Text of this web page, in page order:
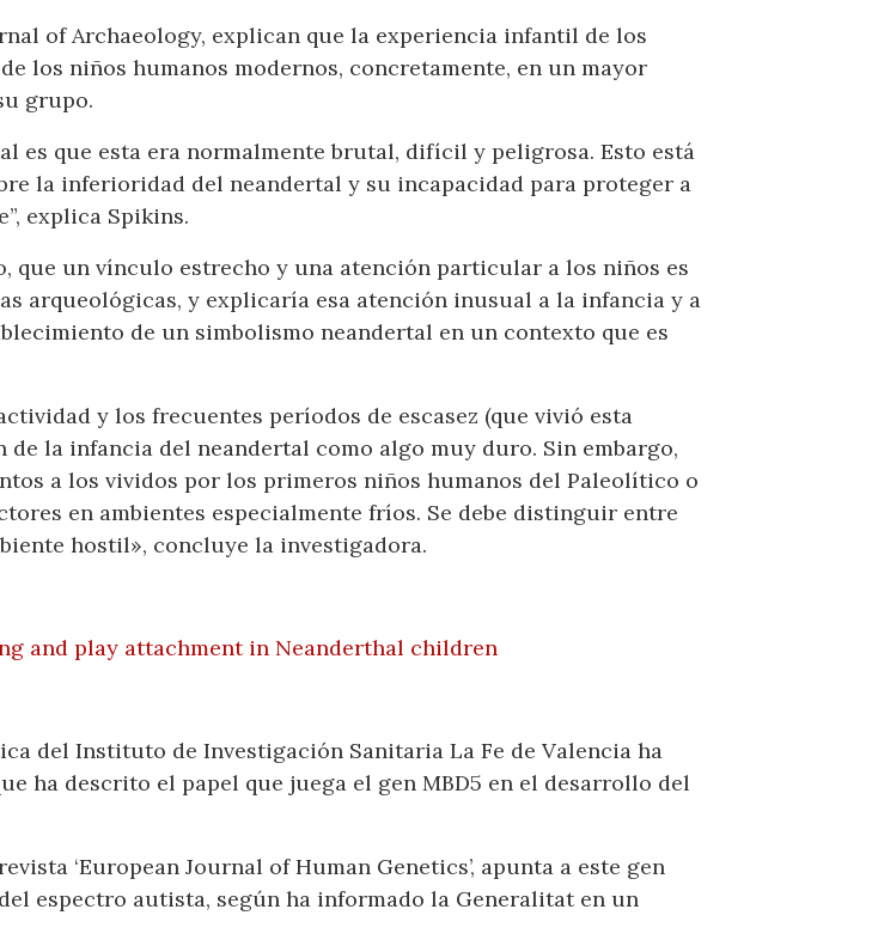
of Archaeology, explican que la experiencia infantil de los
los niños humanos modernos, concretamente, en un mayor
grupo.
es que esta era normalmente brutal, difícil y peligrosa. Esto está
la inferioridad del neandertal y su incapacidad para proteger a
explica Spikins.
que un vínculo estrecho y una atención particular a los niños es
arqueológicas, y explicaría esa atención inusual a la infancia y a
de un simbolismo neandertal en un contexto que es
y los frecuentes períodos de escasez (que vivió esta
de la infancia del neandertal como algo muy duro. Sin embargo,
a los vividos por los primeros niños humanos del Paleolítico o
en ambientes especialmente fríos. Se debe distinguir entre
hostil», concluye la investigadora.
and play attachment in Neanderthal children
del Instituto de Investigación Sanitaria La Fe de Valencia ha
ha descrito el papel que juega el gen MBD5 en el desarrollo del
‘European Journal of Human Genetics’, apunta a este gen
espectro autista, según ha informado la Generalitat en un